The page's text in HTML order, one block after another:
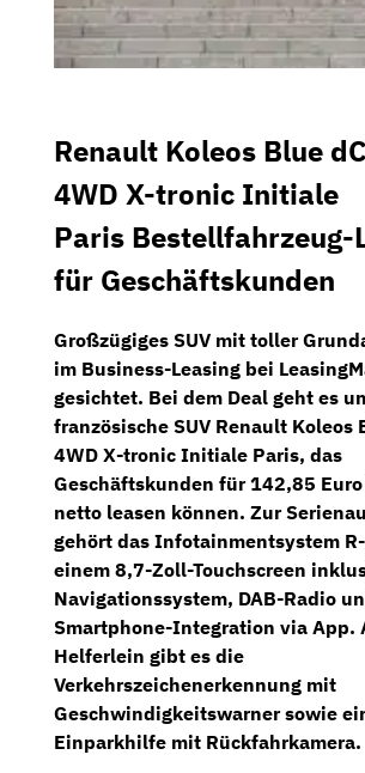
Renault Koleos Blue
4WD X-tronic Initiale
Paris Bestellfahrzeug-
für Geschäftskunden
Großzügiges SUV mit toller
im Business-Leasing bei
gesichtet. Bei dem Deal geht es
französische SUV Renault Koleos
4WD X-tronic Initiale Paris, das
Geschäftskunden für142,85 Euro
netto leasen können. Zur
gehört das Infotainmentsystem
einem 8,7-Zoll-Touchscreen
Navigationssystem, DAB-Radio
Smartphone-Integration via App.
Helferlein gibt es die
Verkehrszeichenerkennung mit
Geschwindigkeitswarner sowie
Einparkhilfe mit Rückfahrkamera.